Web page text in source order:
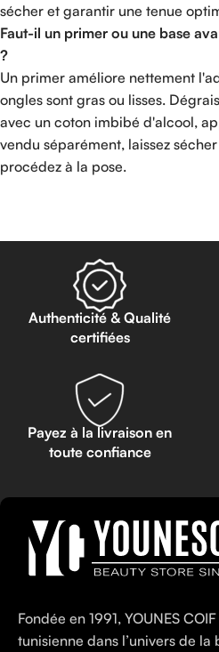
sécher et garantir une tenue
Faut-il un primer ou une base
?
Un primer améliore nettement
ongles sont gras ou lisses.
avec un coton imbibé d'alcool,
vendu séparément, laissez
procédez à la pose.
Authenticité & Qualité
certifiées
Payez à la livraison en
toute confiance
Fondée en 1991, YOUNES
tunisienne dans l’univers de